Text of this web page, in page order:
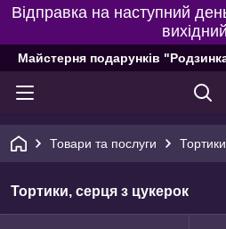
Відправка на наступний
Майстерня подарунків
Товари та послуги
Тортики, серця з цукерок